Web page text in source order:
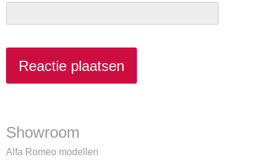
Showroom
Alfa Romeo modellen